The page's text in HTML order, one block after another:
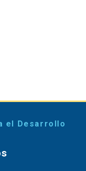
el Desarrollo